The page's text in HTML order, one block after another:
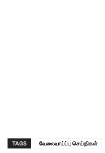
TAGS வேலைவாய்ப்பு செய்திகள்